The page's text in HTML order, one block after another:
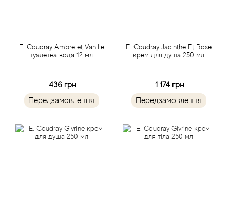
E. Coudray Ambre et Vanille
туалетна вода 12 мл
436 грн
Передзамовлення
E. Coudray Jacinthe Et Rose
крем для душа 250 мл
1 174 грн
Передзамовлення
Atelier Des Ors
Athena's